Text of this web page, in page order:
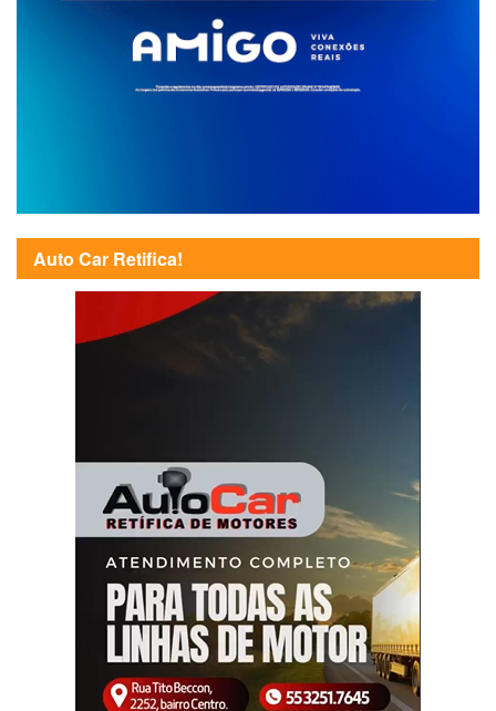
Auto Car Retifica!